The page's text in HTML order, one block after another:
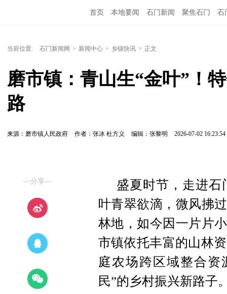
首页 本地要闻 石门新闻 聚焦石门 石
当前位置: 石门新闻网 > 新闻中心 > 乡镇快讯 > 正文
磨市镇：青山生“金叶”！
路
来源：磨市镇人民政府 作者：张冰 杜方义 编辑：张黎明 2026-07-02 16:23:54
—分享—
盛夏时节，走进
叶青翠欲滴，微风拂
林地，如今因一片片
市镇依托丰富的山林
庭农场跨区域整合资
民”的乡村振兴新路子